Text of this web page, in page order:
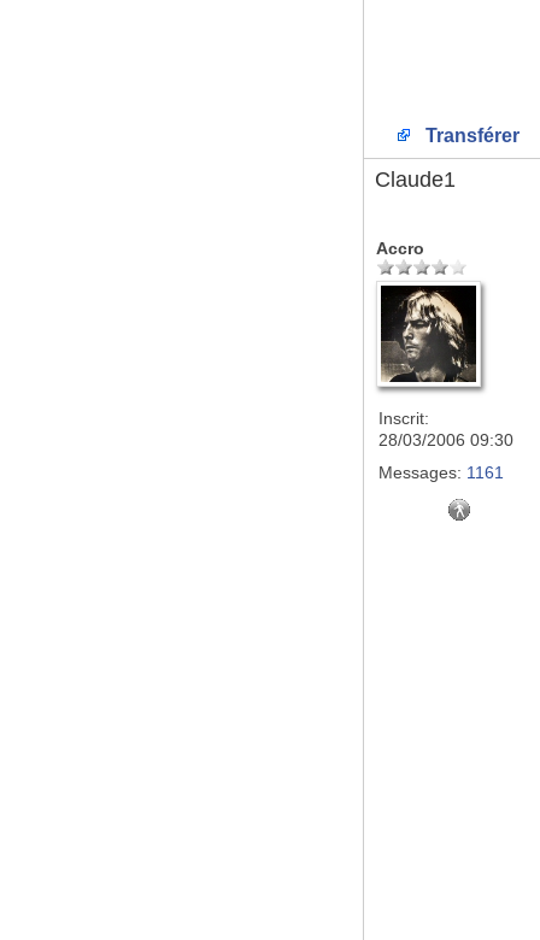
Transférer
Claude1
Accro
Inscrit:
28/03/2006 09:30
Messages: 1161